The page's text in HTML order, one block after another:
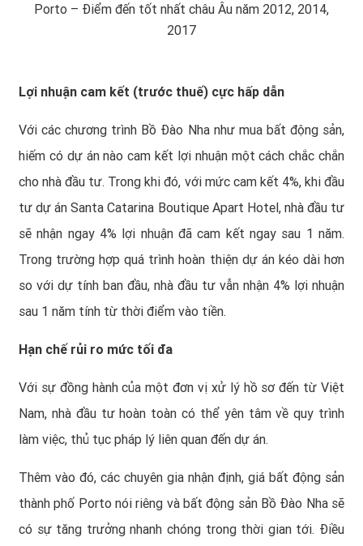
Porto – Điểm đến tốt nhất châu Âu năm 2012, 2014,
2017
Lợi nhuận cam kết (trước thuế) cực hấp dẫn
Với các chương trình Bồ Đào Nha như mua bất động sản,
hiếm có dự án nào cam kết lợi nhuận một cách chắc chắn
cho nhà đầu tư. Trong khi đó, với mức cam kết 4%, khi đầu
tư dự án Santa Catarina Boutique Apart Hotel, nhà đầu tư
sẽ nhận ngay 4% lợi nhuận đã cam kết ngay sau 1 năm.
Trong trường hợp quá trình hoàn thiện dự án kéo dài hơn
so với dự tính ban đầu, nhà đầu tư vẫn nhận 4% lợi nhuận
sau 1 năm tính từ thời điểm vào tiền.
Hạn chế rủi ro mức tối đa
Với sự đồng hành của một đơn vị xử lý hồ sơ đến từ Việt
Nam, nhà đầu tư hoàn toàn có thể yên tâm về quy trình
làm việc, thủ tục pháp lý liên quan đến dự án.
Thêm vào đó, các chuyên gia nhận định, giá bất động sản
thành phố Porto nói riêng và bất động sản Bồ Đào Nhasẽ
có sự tăng trưởng nhanh chóng trong thời gian tới. Điều